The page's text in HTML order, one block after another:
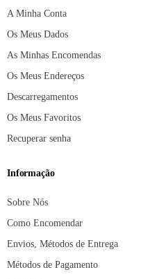
A Minha Conta
Os Meus Dados
As Minhas Encomendas
Os Meus Endereços
Descarregamentos
Os Meus Favoritos
Recuperar senha
Informação
Sobre Nós
Como Encomendar
Envios, Métodos de Entrega
Métodos de Pagamento